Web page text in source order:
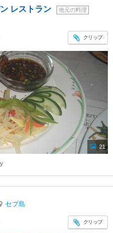
レストラン 地元の料理
クリップ
21
セブ島
クリップ